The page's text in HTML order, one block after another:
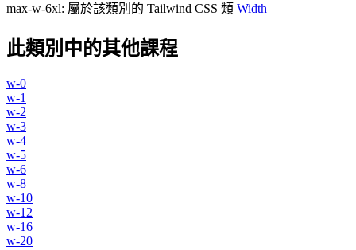
max-w-6xl: 屬於該類別的 Tailwind CSS 類 Width
此類別中的其他課程
w-0
w-1
w-2
w-3
w-4
w-5
w-6
w-8
w-10
w-12
w-16
w-20